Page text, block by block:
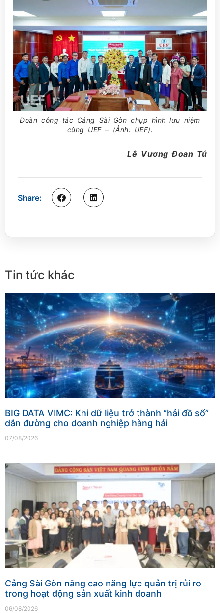
Đoàn công tác Cảng Sài Gòn chụp hình lưu niệm
cùng UEF – (Ảnh: UEF).
Lê Vương Đoan Tú
Share:
Tin tức khác
BIG DATA VIMC: Khi dữ liệu trở thành “hải đồ số”
dẫn đường cho doanh nghiệp hàng hải
07/08/2026
Cảng Sài Gòn nâng cao năng lực quản trị rủi ro
trong hoạt động sản xuất kinh doanh
06/08/2026